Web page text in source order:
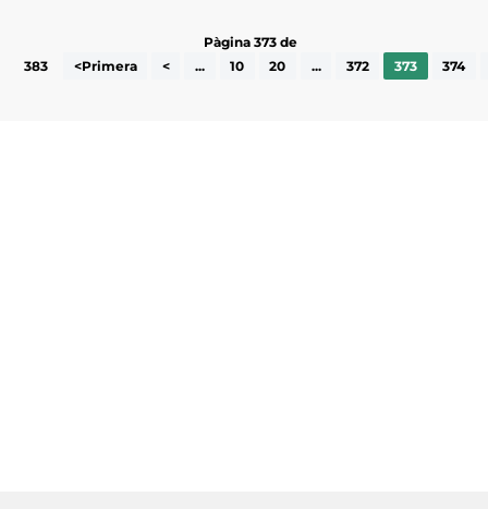
Pàgina 373 de
383
<Primera < ... 10 20 ... 372 373 374